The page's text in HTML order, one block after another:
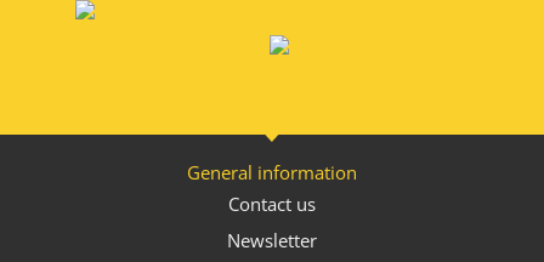
General information
Contact us
Newsletter